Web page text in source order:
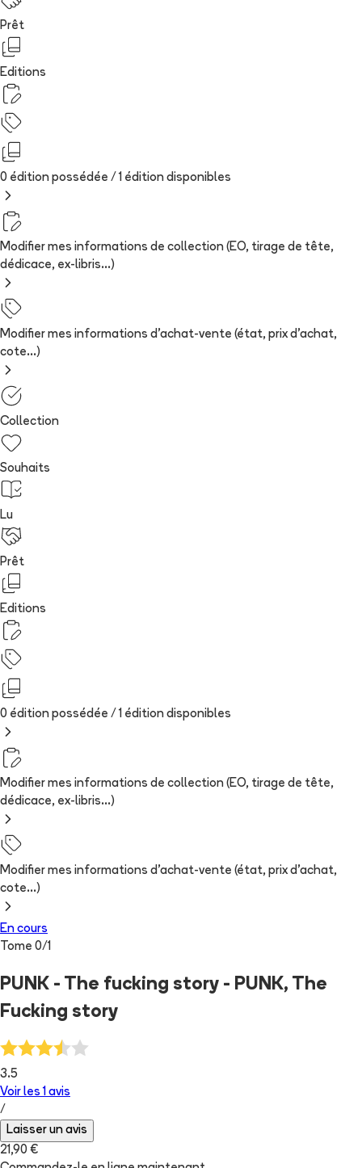
Prêt
Editions
0 édition possédée / 1 édition disponibles
Modifier mes informations de collection (EO, tirage de tête,
dédicace, ex-libris...)
Modifier mes informations d'achat-vente (état, prix d'achat,
cote...)
Collection
Souhaits
Lu
Prêt
Editions
0 édition possédée / 1 édition disponibles
Modifier mes informations de collection (EO, tirage de tête,
dédicace, ex-libris...)
Modifier mes informations d'achat-vente (état, prix d'achat,
cote...)
En cours
Tome 0/1
PUNK - The fucking story - PUNK, The
Fucking story
3.5
Voir les 1 avis
/
Laisser un avis
21,90 €